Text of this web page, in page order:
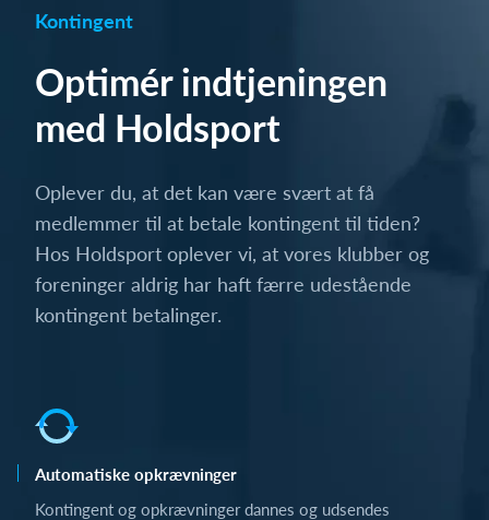
Kontingent
Optimér indtjeningen
med Holdsport
Oplever du, at det kan være svært at få
medlemmer til at betale kontingent til tiden?
Hos Holdsport oplever vi, at vores klubber og
foreninger aldrig har haft færre udestående
kontingent betalinger.
Automatiske opkrævninger
Kontingent og opkrævninger dannes og udsendes